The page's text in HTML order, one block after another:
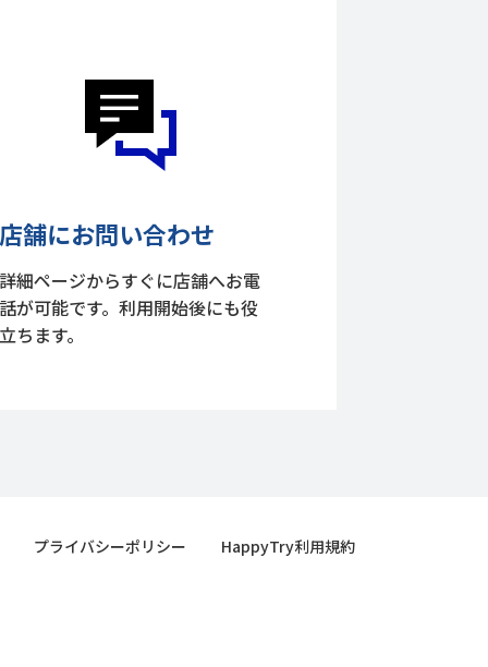
舗にお問い合わせ
細ページからすぐに店舗へお電
が可能です。利用開始後にも役
ちます。
プライバシーポリシー HappyTry利用規約